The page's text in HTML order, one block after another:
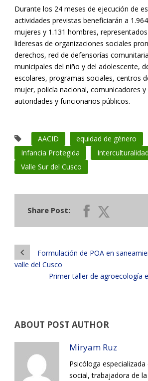
Durante los 24 meses de ejecución de
actividades previstas beneficiarán a
mujeres y 1.131 hombres,
lideresas de organizaciones sociales
derechos, red de defensorías
municipales del niño y del adolescente,
escolares, programas sociales, centros
mujer, policía nacional, comunicadores y
autoridades y funcionarios públicos.
AACID
equidad de género
Infancia Protegida
Interculturalidad
Valle Sur del Cusco
Share Post:
Formulación de POA en
valle del Cusco
Primer taller de agroecología
ABOUT POST AUTHOR
Miryam Ruz
Psicóloga
social, trabajadora de